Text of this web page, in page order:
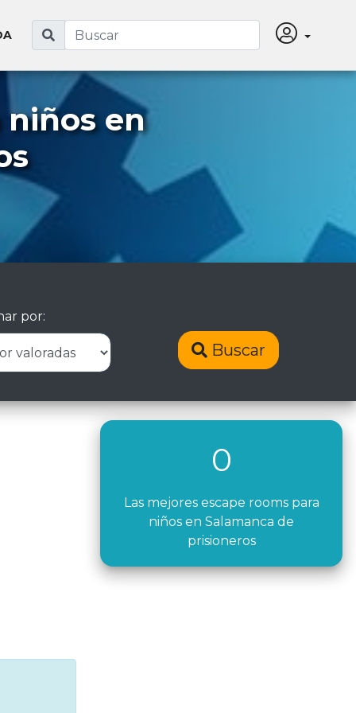
niños en
por:
Buscar
0
Las mejores escape rooms para
niños en Salamanca de
prisioneros